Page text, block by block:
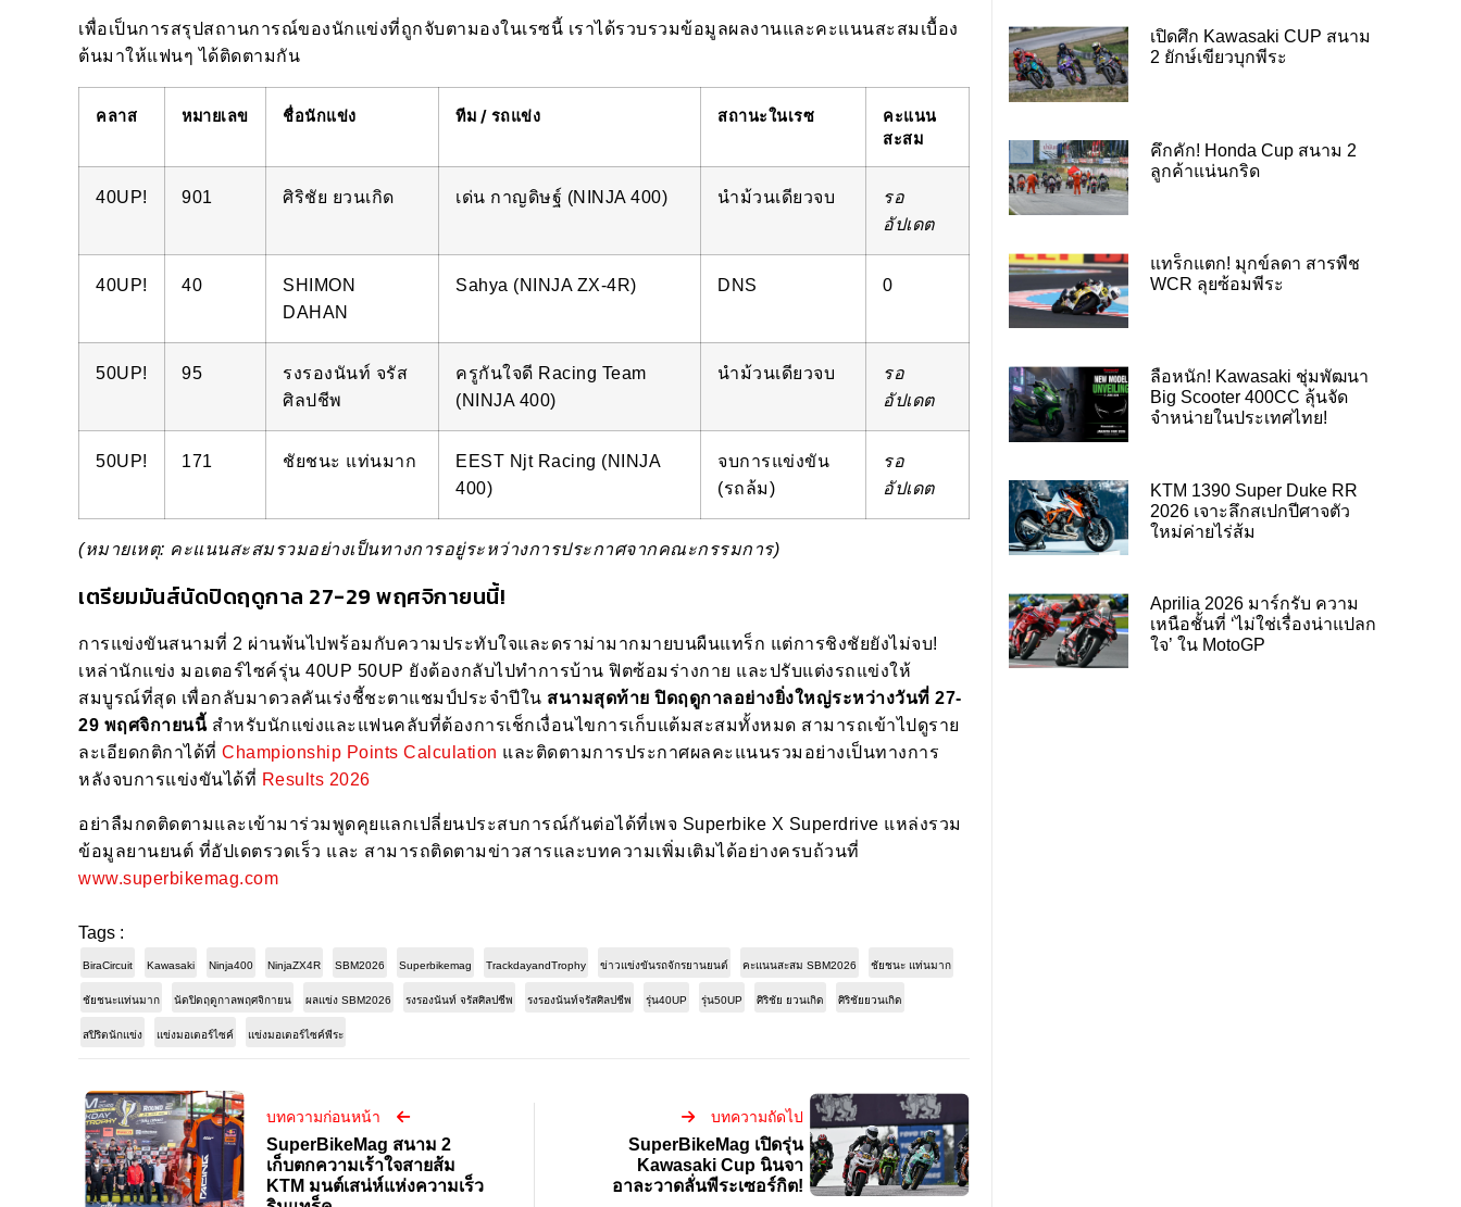
เพื่อเป็นการสรุปสถานการณ์ของนักแข่งที่ถูกจับตามองในเรซนี้ เราได้รวบรวมข้อมูลผลงานและคะแนนสะสมเบื้อง
ต้นมาให้แฟนๆ ได้ติดตามกัน
คลาส หมายเลข ชื่อนักแข่ง ทีม / รถแข่ง สถานะในเรซ
คะแนน
สะสม
40UP! 901 ศิริชัย ยวนเกิด เด่น กาญดิษฐ์ (NINJA 400) นำม้วนเดียวจบ
รอ
อัปเดต
40UP! 40
SHIMON
DAHAN
Sahya (NINJA ZX-4R) DNS 0
50UP! 95
รงรองนันท์ จรัส
ศิลปชีพ
ครูกันใจดี Racing Team
(NINJA 400)
นำม้วนเดียวจบ
รอ
อัปเดต
50UP! 171 ชัยชนะ แท่นมาก
EEST Njt Racing (NINJA
400)
จบการแข่งขัน
(รถล้ม)
รอ
อัปเดต
(หมายเหตุ: คะแนนสะสมรวมอย่างเป็นทางการอยู่ระหว่างการประกาศจากคณะกรรมการ)
เตรียมมันส์นัดปิดฤดูกาล 27-29 พฤศจิกายนนี้!
การแข่งขันสนามที่ 2 ผ่านพ้นไปพร้อมกับความประทับใจและดราม่ามากมายบนผืนแทร็ก แต่การชิงชัยยังไม่จบ!
เหล่านักแข่ง มอเตอร์ไซค์รุ่น 40UP 50UP ยังต้องกลับไปทำการบ้าน ฟิตซ้อมร่างกาย และปรับแต่งรถแข่งให้
สมบูรณ์ที่สุด เพื่อกลับมาดวลคันเร่งชี้ชะตาแชมป์ประจำปีใน สนามสุดท้าย ปิดฤดูกาลอย่างยิ่งใหญ่ระหว่างวันที่ 27-
29 พฤศจิกายนนี้สำหรับนักแข่งและแฟนคลับที่ต้องการเช็กเงื่อนไขการเก็บแต้มสะสมทั้งหมด สามารถเข้าไปดูราย
ละเอียดกติกาได้ที่ Championship Points Calculation และติดตามการประกาศผลคะแนนรวมอย่างเป็นทางการ
หลังจบการแข่งขันได้ที่ Results 2026
อย่าลืมกดติดตามและเข้ามาร่วมพูดคุยแลกเปลี่ยนประสบการณ์กันต่อได้ที่เพจ Superbike X Superdrive แหล่งรวม
ข้อมูลยานยนต์ ที่อัปเดตรวดเร็ว และ สามารถติดตามข่าวสารและบทความเพิ่มเติมได้อย่างครบถ้วนที่
www.superbikemag.com
Tags :
BiraCircuit Kawasaki Ninja400 NinjaZX4R SBM2026 Superbikemag TrackdayandTrophy ข่าวแข่งขันรถจักรยานยนต์ คะแนนสะสม SBM2026 ชัยชนะ แท่นมาก
ชัยชนะแท่นมาก นัดปิดฤดูกาลพฤศจิกายน ผลแข่ง SBM2026 รงรองนันท์ จรัสศิลปชีพ รงรองนันท์จรัสศิลปชีพ รุ่น40UP รุ่น50UP ศิริชัย ยวนเกิด ศิริชัยยวนเกิด
สปิริตนักแข่ง แข่งมอเตอร์ไซค์ แข่งมอเตอร์ไซค์พีระ
บทความก่อนหน้า
SuperBikeMag สนาม 2
เก็บตกความเร้าใจสายส้ม
KTM มนต์เสน่ห์แห่งความเร็ว
บทความถัดไป
SuperBikeMag เปิดรุ่น
Kawasaki Cup นินจา
อาละวาดลั่นพีระเซอร์กิต!
เปิดศึก Kawasaki CUP สนาม
2 ยักษ์เขียวบุกพีระ
คึกคัก! Honda Cup สนาม 2
ลูกค้าแน่นกริด
แทร็กแตก! มุกข์ลดา สารพืช
WCR ลุยซ้อมพีระ
ลือหนัก! Kawasaki ชุ่มพัฒนา
Big Scooter 400CC ลุ้นจัด
จำหน่ายในประเทศไทย!
KTM 1390 Super Duke RR
2026 เจาะลึกสเปกปีศาจตัว
ใหม่ค่ายไร่ส้ม
Aprilia 2026 มาร์กรับ ความ
เหนือชั้นที่ ‘ไม่ใช่เรื่องน่าแปลก
ใจ’ ใน MotoGP